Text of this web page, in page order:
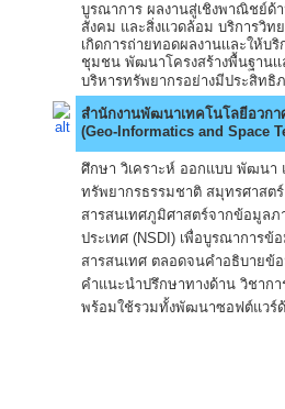
บูรณาการ ผลงานสู่เชิงพาณิชย์ด้
สังคม และสิ่งเเวดล้อม บริการวิ
เกิดการถ่ายทอดผลงานเเละให้
ชุมชน พัฒนาโครงสร้างพื้นฐานเเ
บริหารทรัพยากรอย่างมีประสิทธิ
สำนักงานพัฒนาเทคโนโลยีอวกา
(Geo-Informatics and Space
ศึกษา วิเคราะห์ ออกแบบ พัฒนา
ทรัพยากรธรรมชาติ สมุทรศาสต
สารสนเทศภูมิศาสตร์จากข้อมูล
ประเทศ (NSDI) เพื่อบูรณาการ
สารสนเทศ ตลอดจนคำอธิบายข้
คำแนะนำปรึกษาทางด้าน วิชาก
พร้อมใช้รวมทั้งพัฒนาซอฟต์แวร์